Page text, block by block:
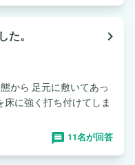
た。
navigate_next
に強く打ち付けてしま
11名が回答